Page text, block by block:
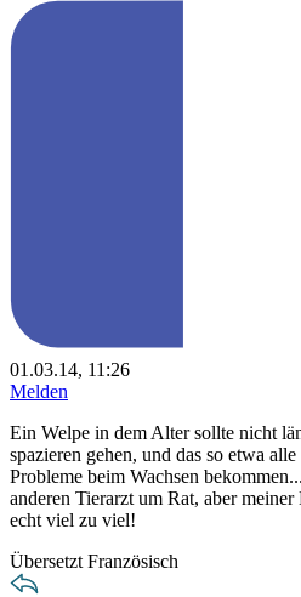
01.03.14, 11:26
Melden
Ein Welpe in dem Alter sollte nicht
spazieren gehen, und das so etwa
Probleme beim Wachsen
anderen Tierarzt um Rat, aber
echt viel zu viel!
Übersetzt Französisch